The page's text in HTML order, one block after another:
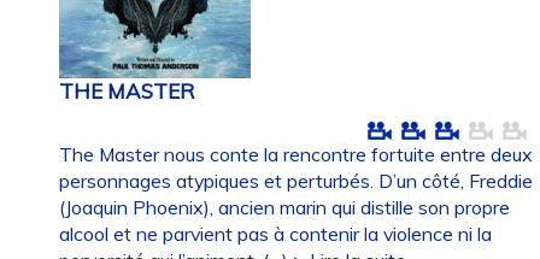
THE MASTER
The Master nous conte la rencontre fortuite entre deux
personnages atypiques et perturbés. D’un côté, Freddie
(Joaquin Phoenix), ancien marin qui distille son propre
alcool et ne parvient pas à contenir la violence ni la